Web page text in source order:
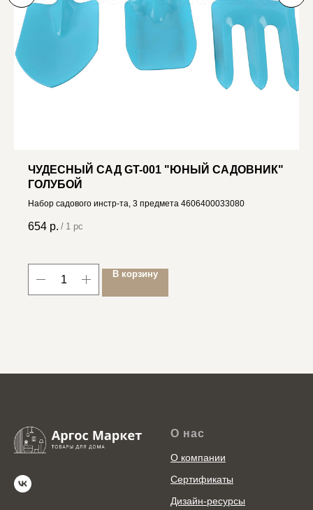
ЧУДЕСНЫЙ САД GT-001 "ЮНЫЙ САДОВНИК"
ГОЛУБОЙ
Набор садового инстр-та, 3 предмета 4606400033080
654 р. / 1 pc
В корзину
О нас
О компании
Сертификаты
Дизайн-ресурсы